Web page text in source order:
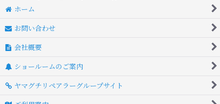
ホーム
お問い合わせ
会社概要
ショールームのご案内
ヤマグチリペアラーグループサイト